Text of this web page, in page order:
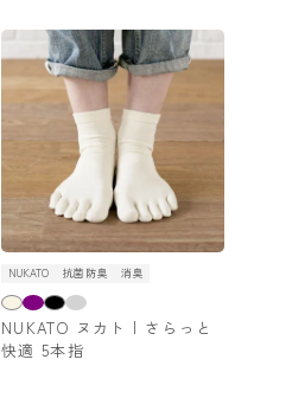
NUKATO 抗菌防臭 消臭
NUKATO ヌカト | さらっと
快適 5本指